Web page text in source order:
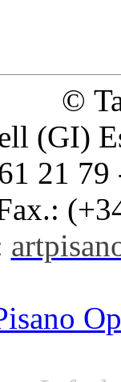
©
(GI)
21